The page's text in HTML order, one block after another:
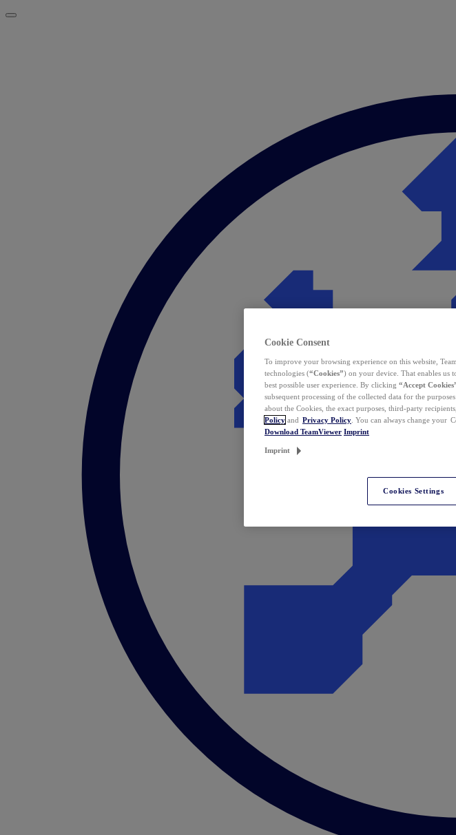
Cookie Consent
To improve your browsing experience on this website,
technologies (“Cookies”) on your device. That enables us
best possible user experience. By clicking “Accept
subsequent processing of the collected data for the
about the Cookies, the exact purposes, third-party
Policy and Privacy Policy . You can always change your
Download TeamViewer Imprint
Imprint
Cookies Settings